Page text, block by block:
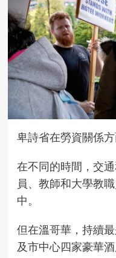
卑詩省在勞資關係
在不同的時間，交
員、教師和大學教
中。
但在溫哥華，持續
及市中心四家豪華酒